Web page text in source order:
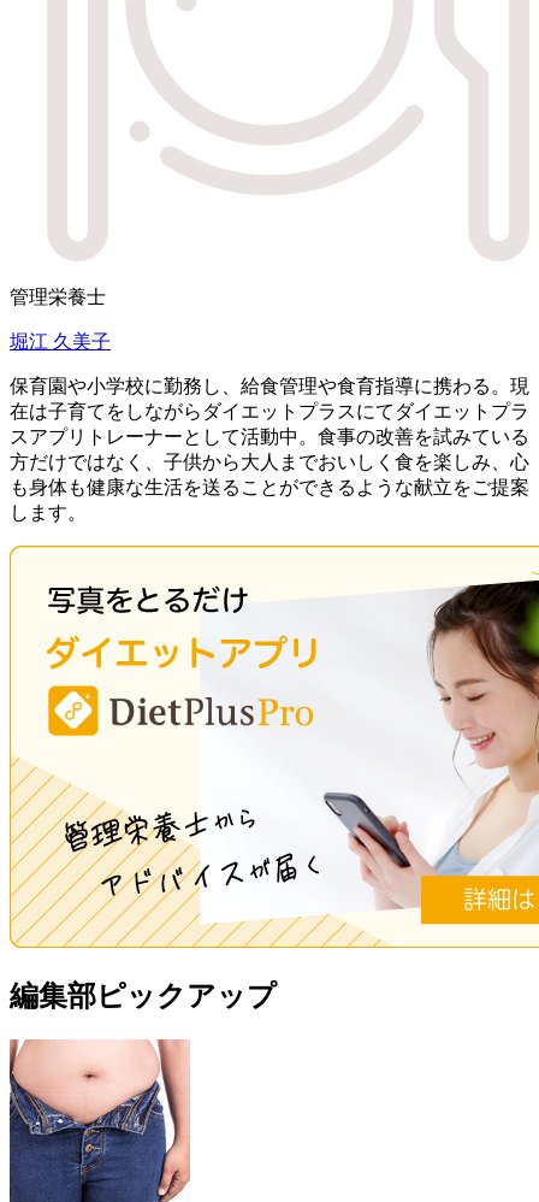
管理栄養士
堀江 久美子
保育園や小学校に勤務し、給食管理や食育指導に携わる。現
在は子育てをしながらダイエットプラスにてダイエットプラ
スアプリトレーナーとして活動中。食事の改善を試みている
方だけではなく、子供から大人までおいしく食を楽しみ、心
も身体も健康な生活を送ることができるような献立をご提案
します。
編集部ピックアップ